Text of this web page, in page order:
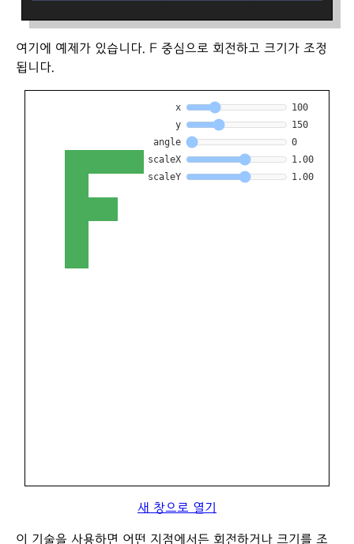
여기에 예제가 있습니다. F 중심으로 회전하고 크기가 조정
됩니다.
새 창으로 열기
이 기술을 사용하면 어떤 지점에서든 회전하거나 크기를 조